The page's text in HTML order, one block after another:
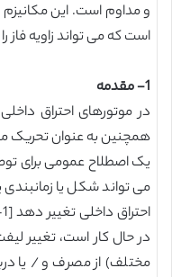
و مداوم است. این
است که می تواند زاویه
1- مقدمه
یک اصطلاح عمومی برای
می تواند شکل یا
در حال کار است، تغییر
مختلف) از مصرف و / یا